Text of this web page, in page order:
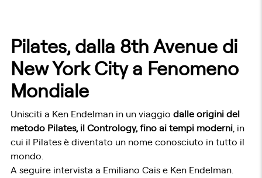
Pilates, dalla 8th Avenue di
New York City a Fenomeno
Mondiale
Unisciti a Ken Endelman in un viaggio dalle origini del
metodo Pilates, il Contrology, fino ai tempi moderni, in
cui il Pilates è diventato un nome conosciuto in tutto il
mondo.
A seguire intervista a Emiliano Cais e Ken Endelman.